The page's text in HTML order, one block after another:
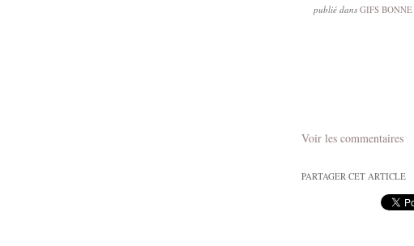
publié dans GIFS
Voir les commentaires
PARTAGER CET ARTICLE